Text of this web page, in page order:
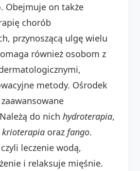
Obejmuje on także
chorób
przynoszącą ulgę wielu
również osobom z
metody. Ośrodek
do nich hydroterapia,
krioterapia oraz fango.
leczenie wodą,
i relaksuje mięśnie.